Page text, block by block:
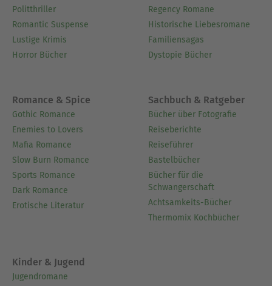
Politthriller
Romantic Suspense
Lustige Krimis
Horror Bücher
Regency Romane
Historische Liebesromane
Familiensagas
Dystopie Bücher
Romance & Spice
Gothic Romance
Enemies to Lovers
Mafia Romance
Slow Burn Romance
Sports Romance
Dark Romance
Erotische Literatur
Sachbuch & Ratgeber
Bücher über Fotografie
Reiseberichte
Reiseführer
Bastelbücher
Bücher für die
Schwangerschaft
Achtsamkeits-Bücher
Thermomix Kochbücher
Kinder & Jugend
Jugendromane